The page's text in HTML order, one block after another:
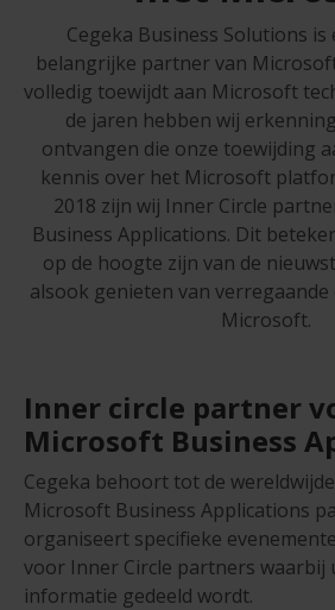
Cegeka Business Solutions
belangrijke partner van
volledig toewijdt aan Microsoft
de jaren hebben wij
ontvangen die onze toewijding
kennis over het Microsoft
2018 zijn wij Inner Circle
Business Applications. Dit
op de hoogte zijn van de
alsook genieten van
Microsoft.
Inner circle partner
Microsoft Business
Cegeka behoort tot de
Microsoft Business Applications
organiseert specifieke
voor Inner Circle partners waarbij
informatie gedeeld wordt.